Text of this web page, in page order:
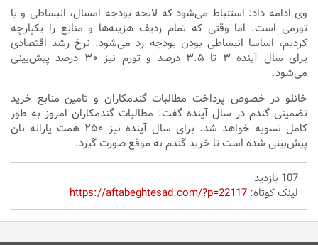
وی ادامه داد: استنباط می‌شود که لایحه بودجه امسال، انبساطی و یا
تورمی است. اما وقتی که تمام ردیف هزینه‌ها و منابع را یکپارچه
کردیم، اساسا انبساطی بودن بودجه رد می‌شود. نرخ رشد اقتصادی
برای سال آینده ۳ تا ۳.۵ درصد و تورم نیز ۳۰ درصد پیش‌بینی
می‌شود.
خانلو در خصوص پرداخت مطالبات گندمکاران و تامین منابع خرید
تضمینی گندم در سال آینده گفت: مطالبات گندمکاران امروز به طور
کامل تسویه خواهد شد. برای سال آینده نیز ۲۵۰ همت یارانه نان
پیش‌بینی شده است تا خرید گندم به موقع صورت گیرد.
107 بازدید
لینک کوتاه:https://aftabeghtesad.com/?p=22117